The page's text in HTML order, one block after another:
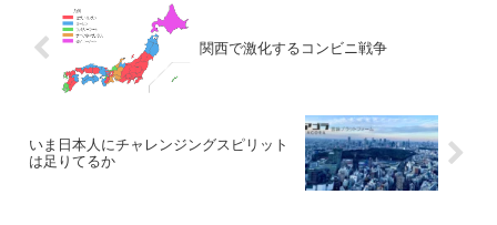
関西で激化するコンビニ戦争
いま日本人にチャレンジングスピリット
は足りてるか